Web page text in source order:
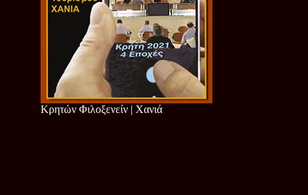
Κρητών Φιλοξενείν | Χανιά